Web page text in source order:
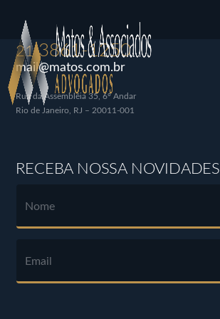
213861-1250
mail@matos.com.br
Rua da Assembléia 35, 6º Andar
Rio de Janeiro, RJ – 20011-001
RECEBA NOSSA NOVIDADES